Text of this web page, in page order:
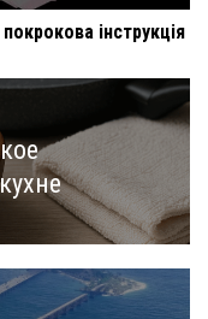
інструкція